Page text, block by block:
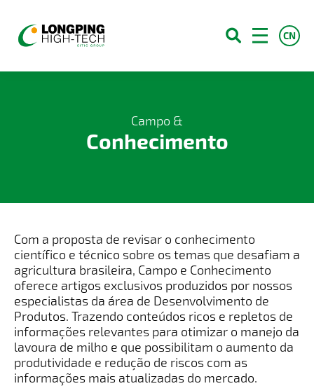
CN
Serviços
Franquias
Carreiras
Campo &
Conhecimento
Com a proposta de revisar o conhecimento
científico e técnico sobre os temas que desafiam a
agricultura brasileira, Campo e Conhecimento
oferece artigos exclusivos produzidos por nossos
especialistas da área de Desenvolvimento de
Produtos. Trazendo conteúdos ricos e repletos de
informações relevantes para otimizar o manejo da
lavoura de milho e que possibilitam o aumento da
produtividade e redução de riscos com as
informações mais atualizadas do mercado.